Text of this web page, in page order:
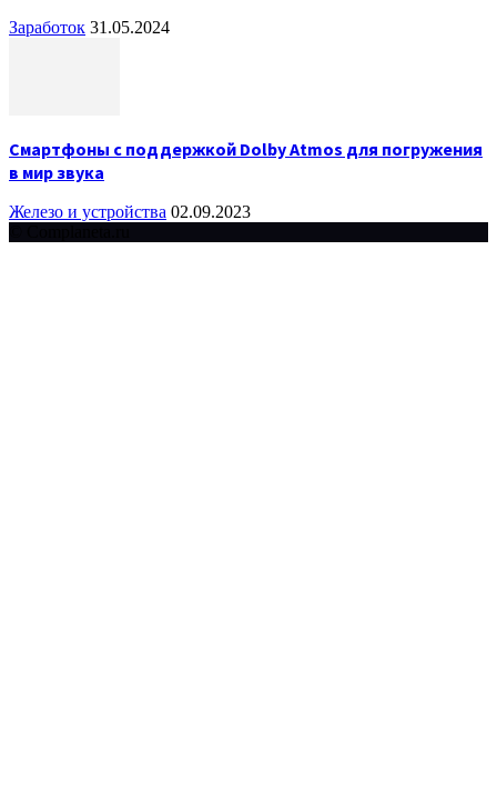
Заработок 31.05.2024
Смартфоны с поддержкой Dolby Atmos для погружения
в мир звука
Железо и устройства 02.09.2023